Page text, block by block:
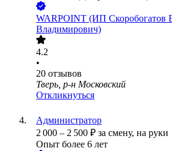
WARPOINT (ИП Скоробогатов
Владимирович)
4.2
•
20 отзывов
Тверь, р-н Московский
Откликнуться
Администратор
2 000 – 2 500 ₽ за смену, на руки
Опыт более 6 лет